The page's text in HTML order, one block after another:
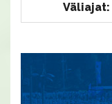
Väliajat: